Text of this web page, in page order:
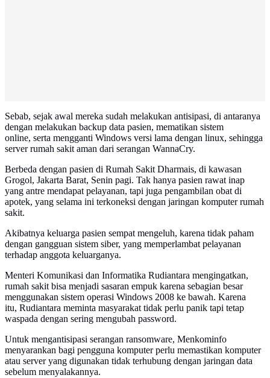
Sebab, sejak awal mereka sudah melakukan antisipasi, di antaranya
dengan melakukan backup data pasien, mematikan sistem
online, serta mengganti Windows versi lama dengan linux, sehingga
server rumah sakit aman dari serangan WannaCry.
Berbeda dengan pasien di Rumah Sakit Dharmais, di kawasan
Grogol, Jakarta Barat, Senin pagi. Tak hanya pasien rawat inap
yang antre mendapat pelayanan, tapi juga pengambilan obat di
apotek, yang selama ini terkoneksi dengan jaringan komputer rumah
sakit.
Akibatnya keluarga pasien sempat mengeluh, karena tidak paham
dengan gangguan sistem siber, yang memperlambat pelayanan
terhadap anggota keluarganya.
Menteri Komunikasi dan Informatika Rudiantara mengingatkan,
rumah sakit bisa menjadi sasaran empuk karena sebagian besar
menggunakan sistem operasi Windows 2008 ke bawah. Karena
itu, Rudiantara meminta masyarakat tidak perlu panik tapi tetap
waspada dengan sering mengubah password.
Untuk mengantisipasi serangan ransomware, Menkominfo
menyarankan bagi pengguna komputer perlu memastikan komputer
atau server yang digunakan tidak terhubung dengan jaringan data
sebelum menyalakannya.